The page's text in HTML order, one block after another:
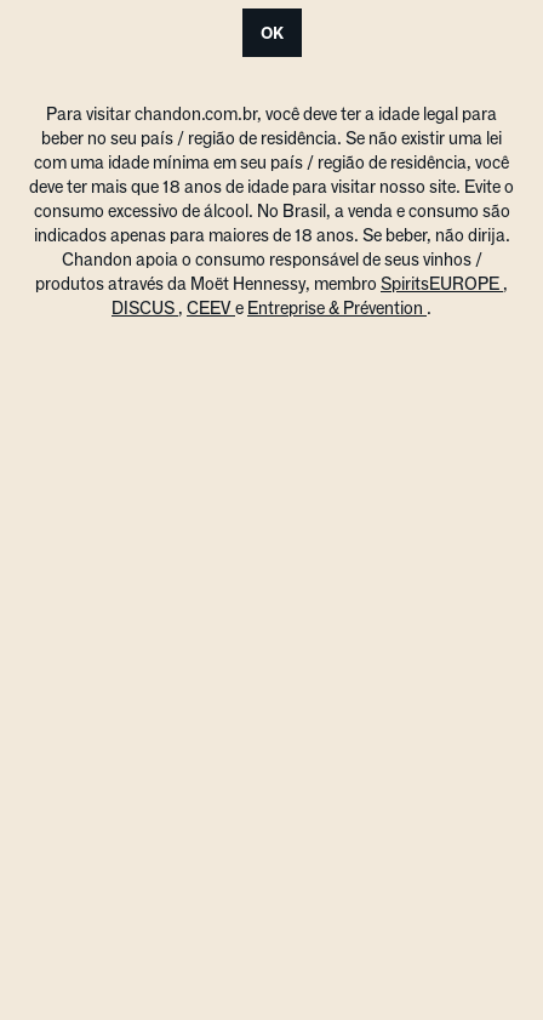
OK
Para visitar chandon.com.br, você deve ter a idade legal para
beber no seu país / região de residência. Se não existir uma lei
com uma idade mínima em seu país / região de residência, você
deve ter mais que 18 anos de idade para visitar nosso site. Evite o
consumo excessivo de álcool. No Brasil, a venda e consumo são
indicados apenas para maiores de 18 anos. Se beber, não dirija.
Chandon apoia o consumo responsável de seus vinhos /
produtos através da Moët Hennessy, membro SpiritsEUROPE ,
DISCUS , CEEVe Entreprise & Prévention .